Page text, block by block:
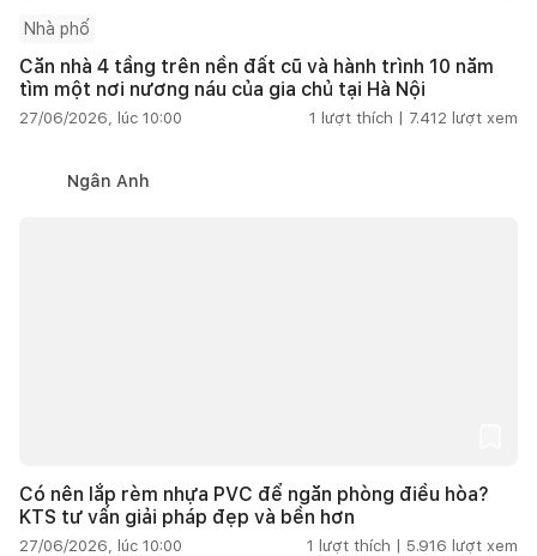
Nhà phố
Căn nhà 4 tầng trên nền đất cũ và hành trình 10 năm
tìm một nơi nương náu của gia chủ tại Hà Nội
27/06/2026, lúc 10:00 1 lượt thích | 7.412 lượt xem
Ngân Anh
Có nên lắp rèm nhựa PVC để ngăn phòng điều hòa?
KTS tư vấn giải pháp đẹp và bền hơn
27/06/2026, lúc 10:00 1 lượt thích | 5.916 lượt xem